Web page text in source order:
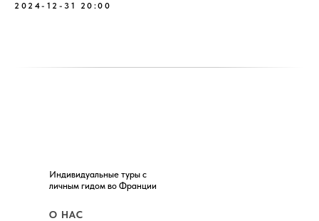
2024-12-31 20:00
О НАС
Индивидуальные туры с
личным гидом во Франции